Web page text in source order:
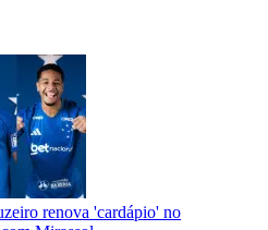
renova 'cardápio' no